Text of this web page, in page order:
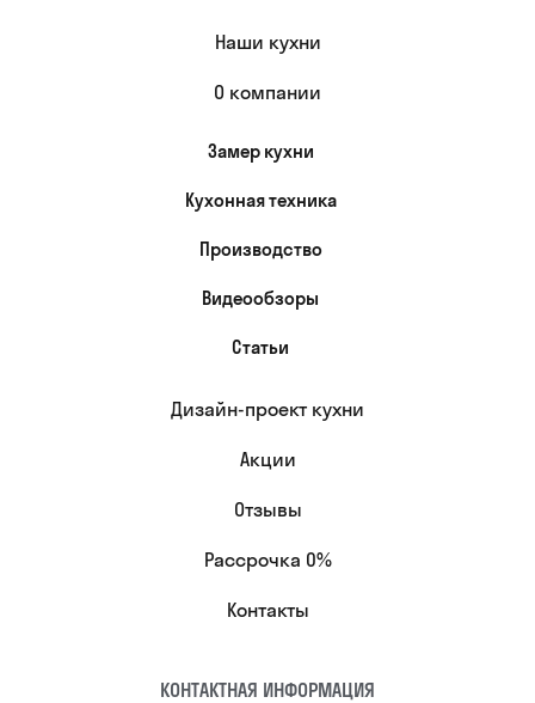
Наши кухни
О компании
Замер кухни
Кухонная техника
Производство
Видеообзоры
Статьи
Дизайн-проект кухни
Акции
Отзывы
Рассрочка 0%
Контакты
КОНТАКТНАЯ ИНФОРМАЦИЯ